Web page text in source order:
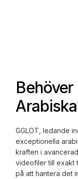
GGLOT, ledande
exceptionella
kraften i
videofiler till exakt
på att hantera det